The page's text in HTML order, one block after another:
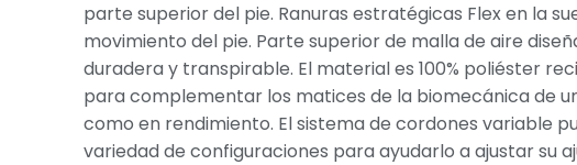
parte superior del pie. Ranuras estratégicas Flex en la
movimiento del pie. Parte superior de malla de aire
duradera y transpirable. El material es 100% poliéster
para complementar los matices de la biomecánica de
como en rendimiento. El sistema de cordones variable
variedad de configuraciones para ayudarlo a ajustar su